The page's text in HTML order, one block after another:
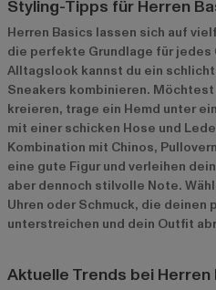
Styling-Tipps für Herren
Herren Basics lassen sich auf
die perfekte Grundlage für jedes
Alltagslook kannst du ein
Sneakers kombinieren.
kreieren, trage ein Hemd unter
mit einer schicken Hose und
Kombination mit Chinos,
eine gute Figur und verleihen
aber dennoch stilvolle Note.
Uhren oder Schmuck, die deinen
unterstreichen und dein Outfit
Aktuelle Trends bei Herren